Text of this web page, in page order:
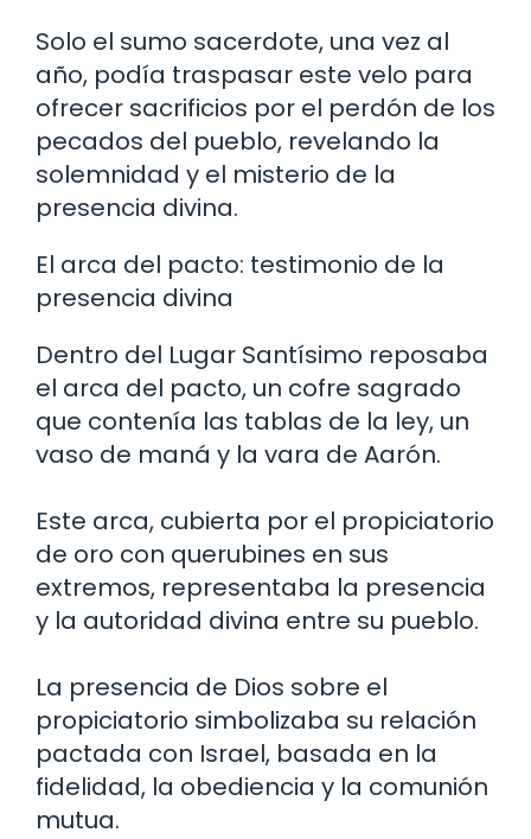
Solo el sumo sacerdote, una vez al
año, podía traspasar este velo para
ofrecer sacrificios por el perdón de los
pecados del pueblo, revelando la
solemnidad y el misterio de la
presencia divina.
El arca del pacto: testimonio de la
presencia divina
Dentro del Lugar Santísimo reposaba
el arca del pacto, un cofre sagrado
que contenía las tablas de la ley, un
vaso de maná y la vara de Aarón.
Este arca, cubierta por el propiciatorio
de oro con querubines en sus
extremos, representaba la presencia
y la autoridad divina entre su pueblo.
La presencia de Dios sobre el
propiciatorio simbolizaba su relación
pactada con Israel, basada en la
fidelidad, la obediencia y la comunión
mutua.